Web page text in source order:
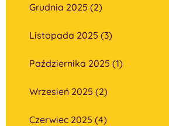
Grudnia 2025 (2)
Listopada 2025 (3)
Października 2025 (1)
Wrzesień 2025 (2)
Czerwiec 2025 (4)